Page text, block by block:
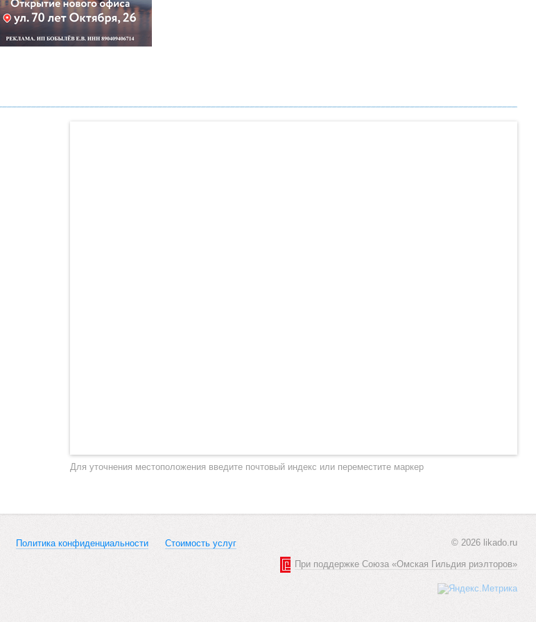
Для уточнения местоположения введите почтовый индекс или переместите маркер
Политика конфиденциальности Стоимость услуг © 2026 likado.ru
При поддержке Союза «Омская Гильдия риэлторов»